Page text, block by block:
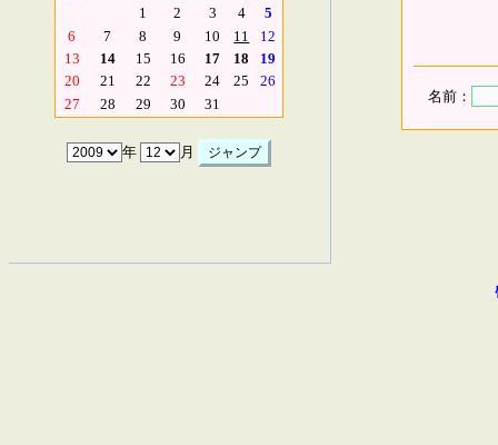
1
2 3 4
5
6
7 8 9 10 11
12
13
14 15 16 17 18
19
20
21 22 23 24 25
26
27
28 29 30 31
年 月
名前：